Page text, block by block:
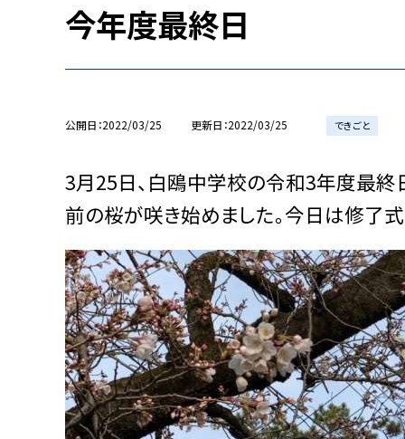
今年度最終日
公開日 2022/03/25 更新日 2022/03/25 できごと
3月25日、白鴎中学校の令和3年度最終
前の桜が咲き始めました。今日は修了